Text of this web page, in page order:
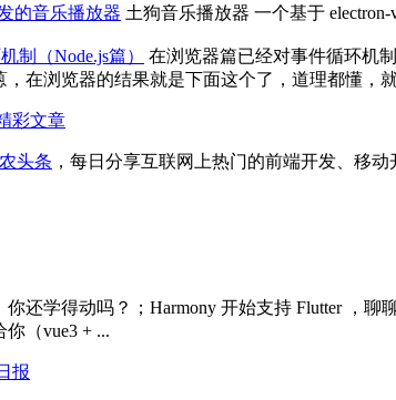
的音乐播放器 土狗音乐播放器 一个基于 electron-
制（Node.js篇）
在浏览器篇已经对事件循环机
，在浏览器的结果就是下面这个了，道理都懂，
彩文章
头条 ，每日分享互联网上热门的前端开发、移
还学得动吗？；Harmony 开始支持 Flutter ，
（vue3 + ...
报